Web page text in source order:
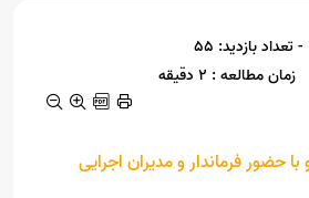
- تعداد بازدید: 55
زمان مطالعه : 2 دقیقه
حضور فرماندار و مدیران اجرایی